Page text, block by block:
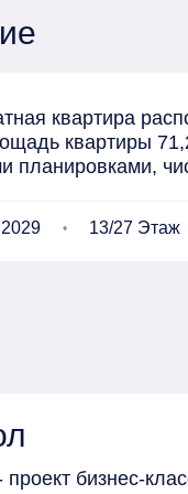
квартира
квартиры
планировками,
13/27 Этаж
бизнес-